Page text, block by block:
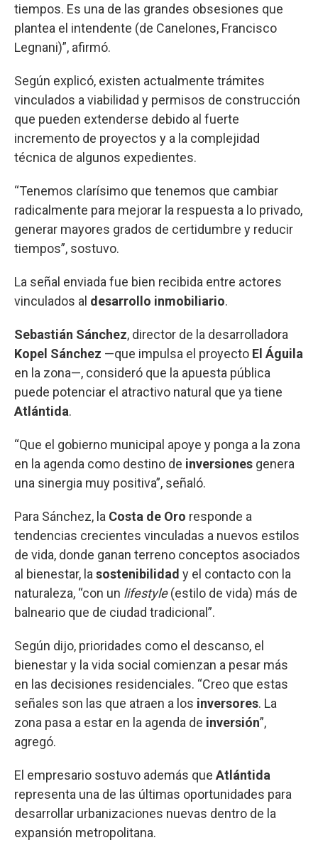
tiempos. Es una de las grandes obsesiones que
plantea el intendente (de Canelones, Francisco
Legnani)”, afirmó.
Según explicó, existen actualmente trámites
vinculados a viabilidad y permisos de construcción
que pueden extenderse debido al fuerte
incremento de proyectos y a la complejidad
técnica de algunos expedientes.
“Tenemos clarísimo que tenemos que cambiar
radicalmente para mejorar la respuesta a lo privado,
generar mayores grados de certidumbre y reducir
tiempos”, sostuvo.
La señal enviada fue bien recibida entre actores
vinculados al desarrollo inmobiliario.
Sebastián Sánchez, director de la desarrolladora
Kopel Sánchez —que impulsa el proyecto El Águila
en la zona—, consideró que la apuesta pública
puede potenciar el atractivo natural que ya tiene
Atlántida.
“Que el gobierno municipal apoye y ponga a la zona
en la agenda como destino de inversiones genera
una sinergia muy positiva”, señaló.
Para Sánchez, la Costa de Oro responde a
tendencias crecientes vinculadas a nuevos estilos
de vida, donde ganan terreno conceptos asociados
al bienestar, la sostenibilidad y el contacto con la
naturaleza, “con un lifestyle(estilo de vida) más de
balneario que de ciudad tradicional”.
Según dijo, prioridades como el descanso, el
bienestar y la vida social comienzan a pesar más
en las decisiones residenciales. “Creo que estas
señales son las que atraen a los inversores. La
zona pasa a estar en la agenda de inversión”,
agregó.
El empresario sostuvo además que Atlántida
representa una de las últimas oportunidades para
desarrollar urbanizaciones nuevas dentro de la
expansión metropolitana.